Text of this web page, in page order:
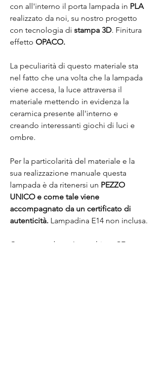
con all'interno il porta lampada in PLA
realizzato da noi, su nostro progetto
con tecnologia di stampa 3D. Finitura
effetto OPACO.
La peculiarità di questo materiale sta
nel fatto che una volta che la lampada
viene accesa, la luce attraversa il
materiale mettendo in evidenza la
ceramica presente all'interno e
creando interessanti giochi di luci e
ombre.
Per la particolarità del materiale e la
sua realizzazione manuale questa
lampada è da ritenersi un PEZZO
UNICO e come tale viene
accompagnato da un certificato di
autenticità. Lampadina E14 non inclusa.
Questo prodotto è marchiato CE.